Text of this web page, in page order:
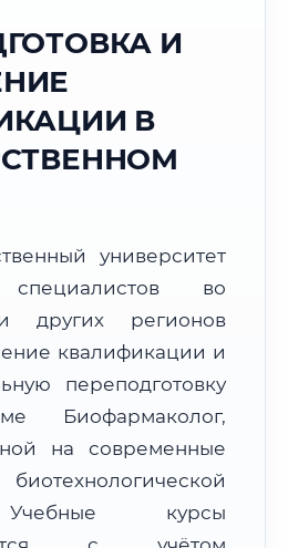
9 Августа
2026 г.
🌇 Закат:
МСК (UTC+3)
Дистанционно
И
В
университет
специалистов во
других регионов
квалификации и
переподготовку
Биофармаколог,
на современные
курсы